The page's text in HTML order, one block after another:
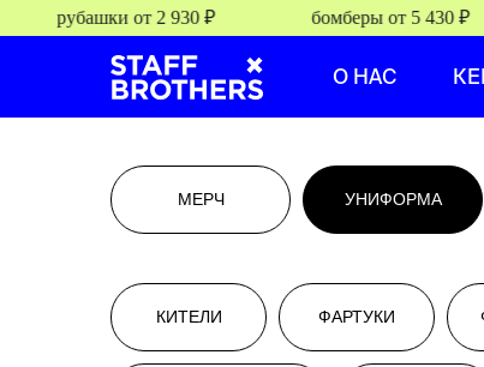
О НАС
рубашки от 2 930 ₽ бомберы от 5 430 ₽
МЕРЧ УНИФОРМА
КИТЕЛИ ФАРТУКИ